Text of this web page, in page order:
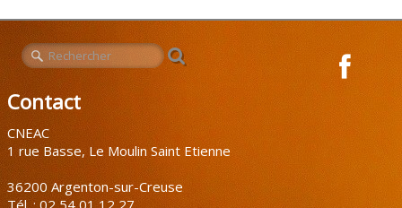
Contact
CNEAC
1 rue Basse, Le Moulin Saint Etienne
36200 Argenton-sur-Creuse